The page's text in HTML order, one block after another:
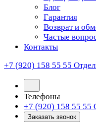
Блог
Гарантия
Возврат и
Частые
Контакты
+7 (920) 158 55 55
Телефоны
+7 (920) 158 55 55
Заказать звонок